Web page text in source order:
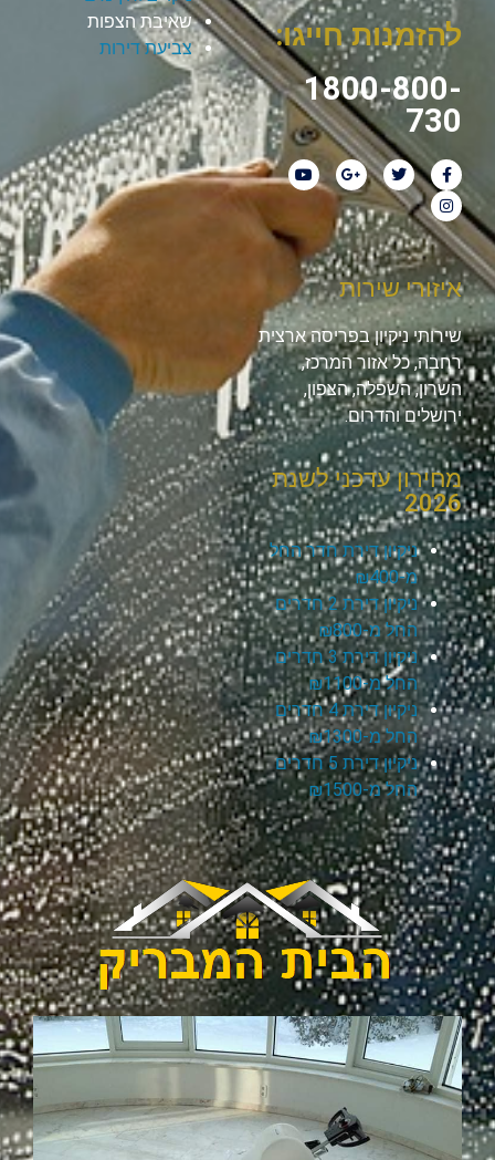
להזמנות חייגו:
1800-800-
730
שאיבת הצפות
צביעת דירות
איזורי שירות
שירותי ניקיון בפריסה ארצית
רחבה, כל אזור המרכז,
השרון, השפלה, הצפון,
ירושלים והדרום.
מחירון עדכני לשנת
2026
ניקיון דירת חדר החל
מ-₪400
ניקיון דירת 2 חדרים
החל מ-₪800
ניקיון דירת 3 חדרים
החל מ-₪1100
ניקיון דירת 4 חדרים
החל מ-₪1300
ניקיון דירת 5 חדרים
החל מ-₪1500